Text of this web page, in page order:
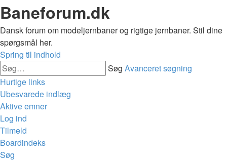
Baneforum.dk
Dansk forum om modeljernbaner og rigtige jernbaner. Stil dine
spørgsmål her.
Spring til indhold
Søg Avanceret søgning
Hurtige links
Ubesvarede indlæg
Aktive emner
Log ind
Tilmeld
Boardindeks
Søg